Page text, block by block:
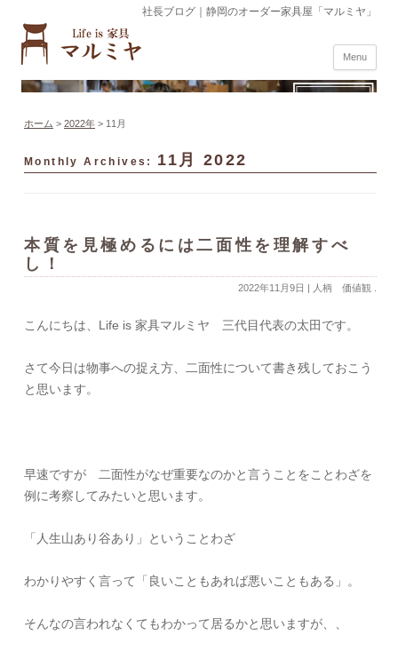
社長ブログ｜静岡のオーダー家具屋「マルミヤ」
Menu
ホーム > 2022年 > 11月
Monthly Archives: 11月 2022
本質を見極めるには二面性を理解すべ
し！
2022年11月9日 | 人柄 価値観
こんにちは、Life is 家具マルミヤ 三代目代表の太田です。
さて今日は物事への捉え方、二面性について書き残しておこう
と思います。
早速ですが 二面性がなぜ重要なのかと言うことをことわざを
例に考察してみたいと思います。
「人生山あり谷あり」ということわざ
わかりやすく言って「良いこともあれば悪いこともある」。
そんなの言われなくてもわかって居るかと思いますが、、